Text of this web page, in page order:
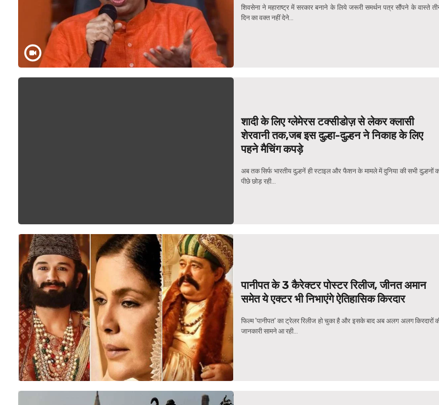
शिवसेना ने महाराष्ट्र में सरकार बनाने के लिये जरूरी समर्थन पत्र सौंपने के वास्ते
दिन का वक्त नहीं देने...
शादी के लिए ग्लेमेरस टक्सीडोज़ से लेकर क्लासी
शेरवानी तक,जब इस दुल्हा-दुल्हन ने निकाह के लिए
पहने मैचिंग कपड़े
अब तक सिर्फ भारतीय दुल्हनें ही स्टाइल और फैशन के मामले में दुनिया की सभी दुल्हनों
पीछे छोड़ रही...
पानीपत के 3 कैरेक्टर पोस्टर रिलीज, जीनत अमान
समेत ये एक्टर भी निभाएंगे ऐतिहासिक किरदार
फिल्म 'पानीपत' का ट्रेलर रिलीज हो चुका है और इसके बाद अब अलग अलग किरदारों
जानकारी सामने आ रही...